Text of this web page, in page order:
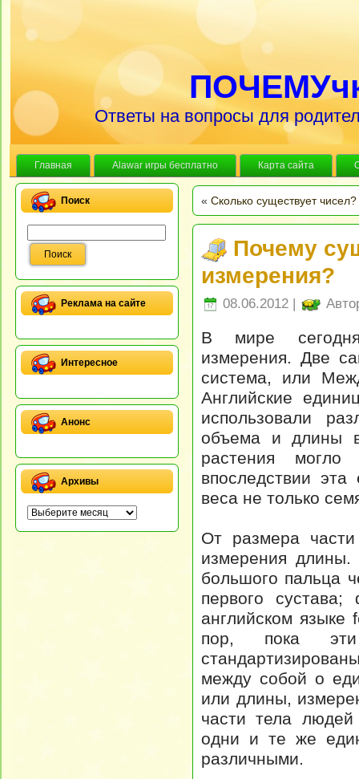
Ответы на вопросы для
Главная Alawar игры бесплатно Карта сайта
Поиск
Реклама на сайте
Интересное
Анонс
Архивы
« Сколько существует чисел?
Почему
измерения?
08.06.2012 |
В мире
измерения. Две
система, или
Английские
использовали
объема и длины
растения могло
впоследствии
веса не только
От размера
измерения
большого пальца
первого
английском
пор, пока
между собой о
или длины,
части тела
одни и те же
различными.